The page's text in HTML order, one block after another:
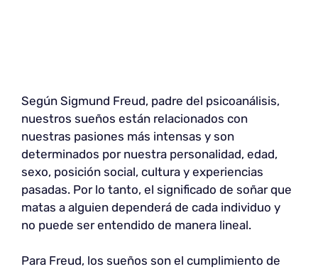
Según Sigmund Freud, padre del psicoanálisis,
nuestros sueños están relacionados con
nuestras pasiones más intensas y son
determinados por nuestra personalidad, edad,
sexo, posición social, cultura y experiencias
pasadas. Por lo tanto, el significado de soñar que
matas a alguien dependerá de cada individuo y
no puede ser entendido de manera lineal.
Para Freud, los sueños son el cumplimiento de